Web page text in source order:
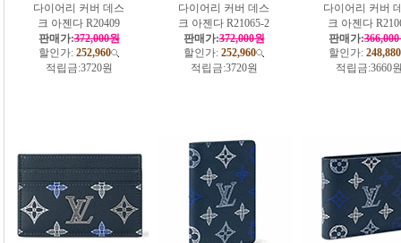
다이어리 커버 데스
크 아젠다 R20409
판매가:372,000원
할인가: 252,960
적립금:3720원
다이어리 커버 데스
크 아젠다 R21065-2
판매가:372,000원
할인가: 252,960
적립금:3720원
다이어리 커버
크 아젠다
판매가:
할인가: 248,880
적립금:3660